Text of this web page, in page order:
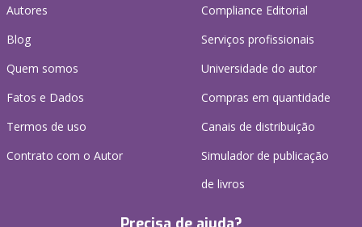
Autores
Blog
Quem somos
Fatos e Dados
Termos de uso
Contrato com o Autor
Compliance Editorial
Serviços profissionais
Universidade do autor
Compras em quantidade
Canais de distribuição
Simulador de publicação
de livros